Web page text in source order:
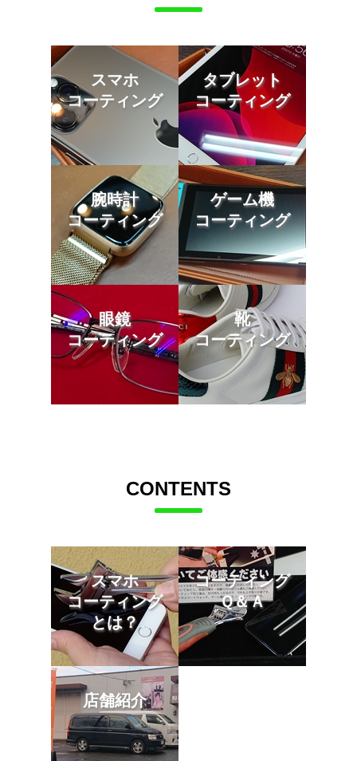
スマホ
コーティング
タブレット
コーティング
腕時計
コーティング
ゲーム機
コーティング
眼鏡
コーティング
靴
コーティング
CONTENTS
スマホ
コーティング
とは？
コーティング
Ｑ＆Ａ
店舗紹介